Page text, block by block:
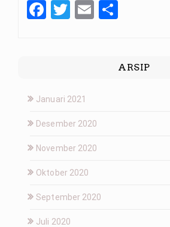
Facebook
Twitter
Email
ARSIP
Januari 2021
Desember 2020
November 2020
Oktober 2020
September 2020
Juli 2020